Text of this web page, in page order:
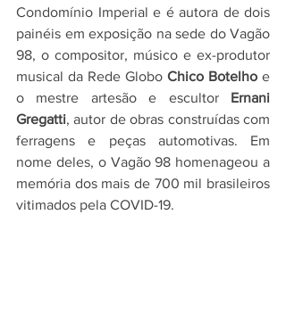
Condomínio Imperial e é autora de dois
painéis em exposição na sede do Vagão
98, o compositor, músico e ex-produtor
musical da Rede Globo Chico Botelho e
o mestre artesão e escultor Ernani
Gregatti, autor de obras construídas com
ferragens e peças automotivas. Em
nome deles, o Vagão 98 homenageou a
memória dos mais de 700 mil brasileiros
vitimados pela COVID-19.